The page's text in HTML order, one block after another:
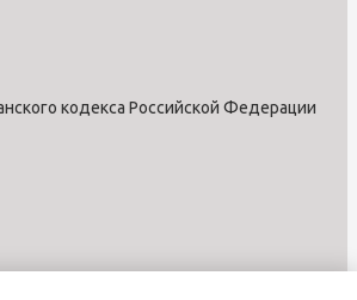
кодекса Российской Федерации